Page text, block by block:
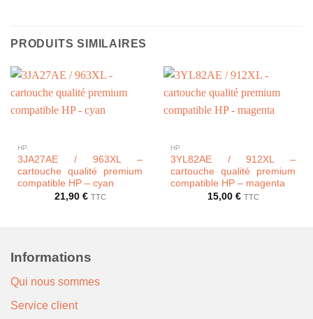
PRODUITS SIMILAIRES
HP
3JA27AE / 963XL –
cartouche qualité premium
compatible HP – cyan
21,90 € TTC
HP
3YL82AE / 912XL –
cartouche qualité premium
compatible HP – magenta
15,00 € TTC
Informations
Qui nous sommes
Service client